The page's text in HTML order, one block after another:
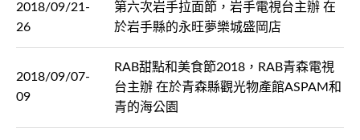
2018/09/21-
26
第六次岩手拉面節，岩手電視台主辦 在
於岩手縣的永旺夢樂城盛岡店
2018/09/07-
09
RAB甜點和美食節2018，RAB青森電視
台主辦 在於青森縣觀光物產館ASPAM和
青的海公園